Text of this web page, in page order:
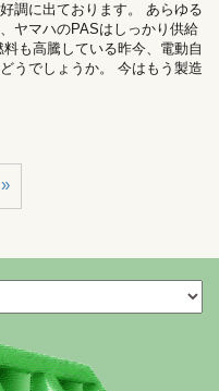
調に出ております。 あらゆる
ヤマハのPASはしっかり供給
も高騰している昨今、電動自
うでしょうか。 今はもう製造